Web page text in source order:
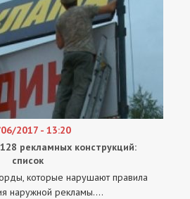
2017 - 13:20
рекламных конструкций:
список
которые нарушают правила
наружной рекламы....